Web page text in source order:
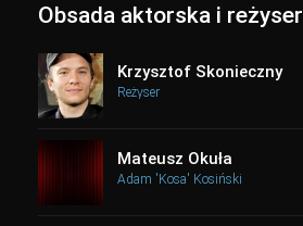
Obsada aktorska i reżyser
Krzysztof Skonieczny
Reżyser
Mateusz Okuła
Adam 'Kosa' Kosiński